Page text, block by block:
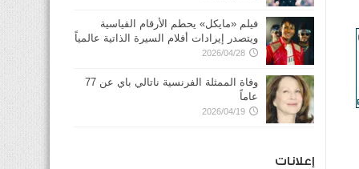
فيلم «مايكل» يحطم الأرقام القياسية
ويتصدر إيرادات أفلام السيرة الذاتية عالمياً
2026/04/28
وفاة الممثلة الفرنسية ناتالي باي عن 77
عاماً
2026/04/19
إعلانات